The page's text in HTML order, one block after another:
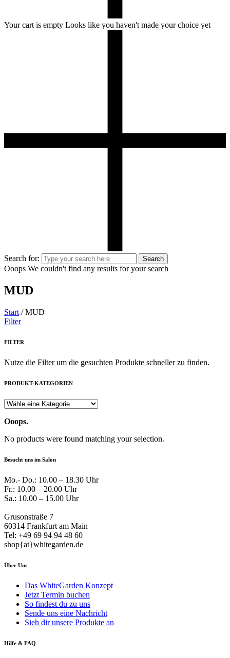
Your cart is empty Looks like you haven't made your choice yet
Search for: Search
Ooops We couldn't find any results for your search
MUD
Start / MUD
Filter
FILTER
Nutze die Filter um die gesuchten Produkte schneller zu finden.
PRODUKT-KATEGORIEN
Ooops.
No products were found matching your selection.
Besucht uns im Salon
Mo.- Do.: 10.00 – 18.30 Uhr
Fr.: 10.00 – 20.00 Uhr
Sa.: 10.00 – 15.00 Uhr
Grusonstraße 7
60314 Frankfurt am Main
Tel: +49 69 94 94 48 60
shop{at}whitegarden.de
Über Uns
Das WhiteGarden Konzept
Jetzt Termin buchen
So findest du zu uns
Sende uns eine Nachricht
Sieh dir unsere Produkte an
Hilfe & FAQ